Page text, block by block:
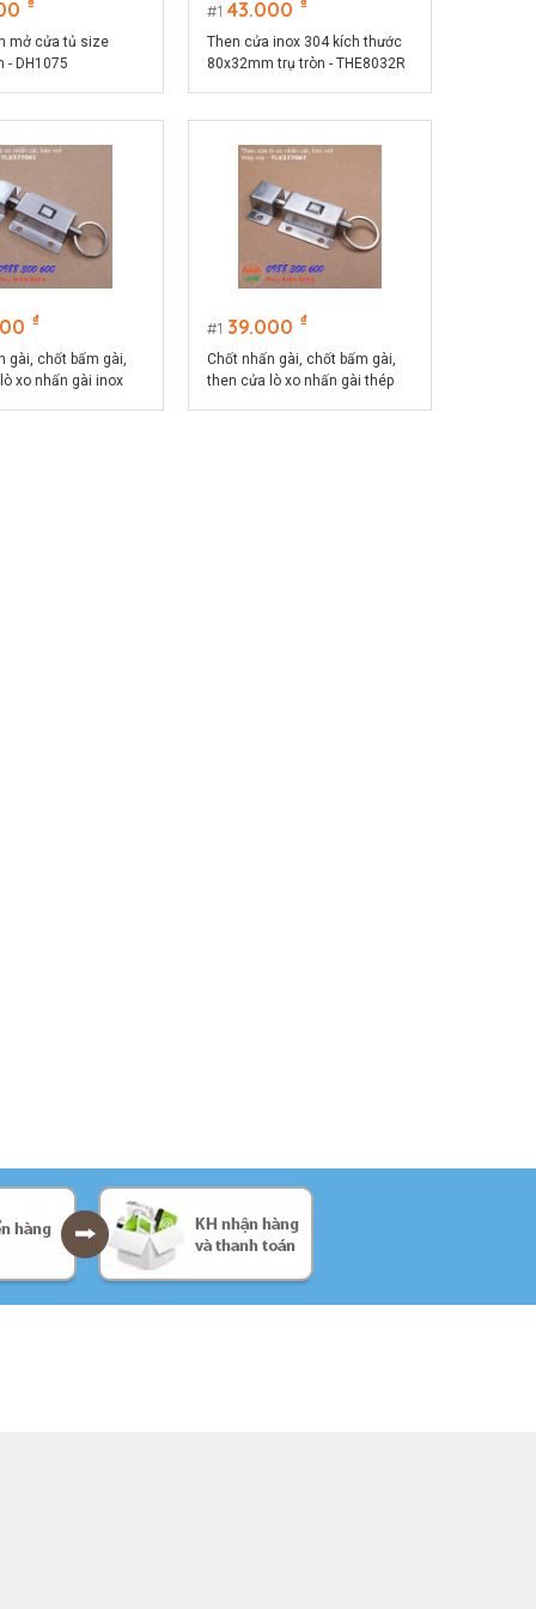
mở cửa tủ size
- DH1075
1 43.000
Then cửa inox 304 kích thước
80x32mm trụ tròn - THE8032R
₫
gài, chốt bấm gài,
xo nhấn gài inox
1 39.000 ₫
Chốt nhấn gài, chốt bấm gài,
then cửa lò xo nhấn gài thép